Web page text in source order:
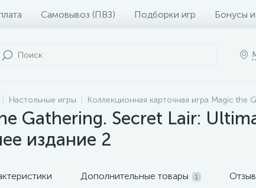
Самовывоз (ПВЗ) Подборки игр Бонусы
Настольные игры Коллекционная карточная игра Magic the
Gathering. Secret Lair:
издание 2
Дополнительные товары 1